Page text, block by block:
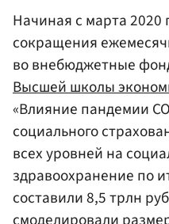
Начиная с марта 2020
сокращения
во внебюджетные
Высшей школы
«Влияние пандемии
социального
всех уровней на
здравоохранение по
составили 8,5 трлн